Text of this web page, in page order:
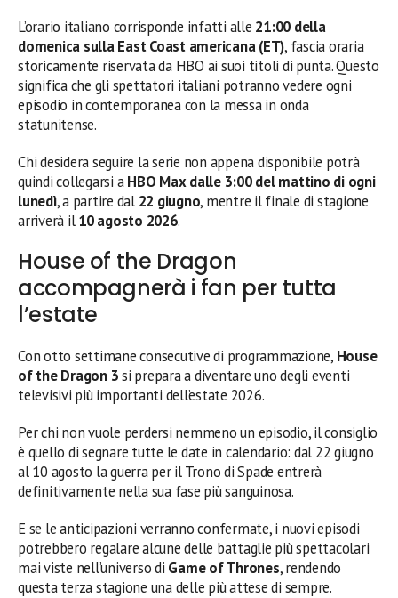
L’orario italiano corrisponde infatti alle 21:00 della
domenica sulla East Coast americana (ET), fascia oraria
storicamente riservata da HBO ai suoi titoli di punta. Questo
significa che gli spettatori italiani potranno vedere ogni
episodio in contemporanea con la messa in onda
statunitense.
Chi desidera seguire la serie non appena disponibile potrà
quindi collegarsi aHBO Max dalle 3:00 del mattino di ogni
lunedì, a partire dal 22 giugno, mentre il finale di stagione
arriverà il10 agosto 2026.
House of the Dragon
accompagnerà i fan per tutta
l’estate
Con otto settimane consecutive di programmazione, House
of the Dragon 3si prepara a diventare uno degli eventi
televisivi più importanti dell’estate 2026.
Per chi non vuole perdersi nemmeno un episodio, il consiglio
è quello di segnare tutte le date in calendario: dal 22 giugno
al 10 agosto la guerra per il Trono di Spade entrerà
definitivamente nella sua fase più sanguinosa.
E se le anticipazioni verranno confermate, i nuovi episodi
potrebbero regalare alcune delle battaglie più spettacolari
mai viste nell’universo di Game of Thrones, rendendo
questa terza stagione una delle più attese di sempre.